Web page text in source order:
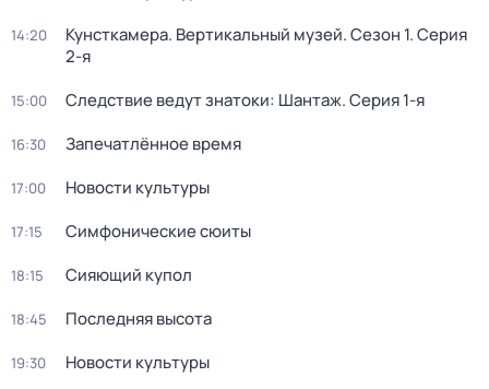
14:20 Кунсткамера. Вертикальный музей. Сезон 1. Серия
2-я
15:00 Следствие ведут знатоки: Шантаж. Серия 1-я
16:30 Запечатлённое время
17:00 Новости культуры
17:15 Симфонические сюиты
18:15 Сияющий купол
18:45 Последняя высота
19:30 Новости культуры